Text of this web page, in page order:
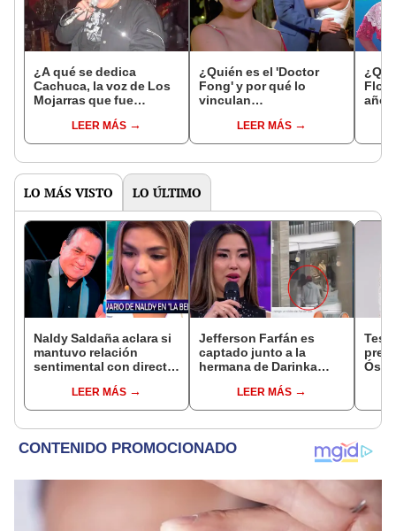
¿A qué se dedica
Cachuca, la voz de Los
Mojarras que fue
médicos?LEER MÁS
¿Quién es el 'Doctor
Fong' y por qué lo
vinculan
Yarita Lizeth?
LEER MÁS
Flor
LO MÁS VISTO LO ÚLTIMO
Naldy Saldaña aclara si
mantuvo relación
sentimental con director
denunciarlo por
tocamientos: “Me
LEER MÁS
Jefferson Farfán es
captado junto a la
hermana de Darinka
Kanashiro trabajaba: “Él
tiene sus…”
LEER MÁS